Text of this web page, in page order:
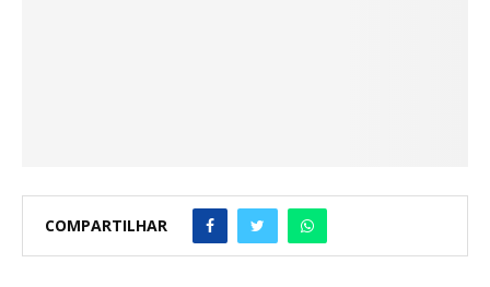
COMPARTILHAR